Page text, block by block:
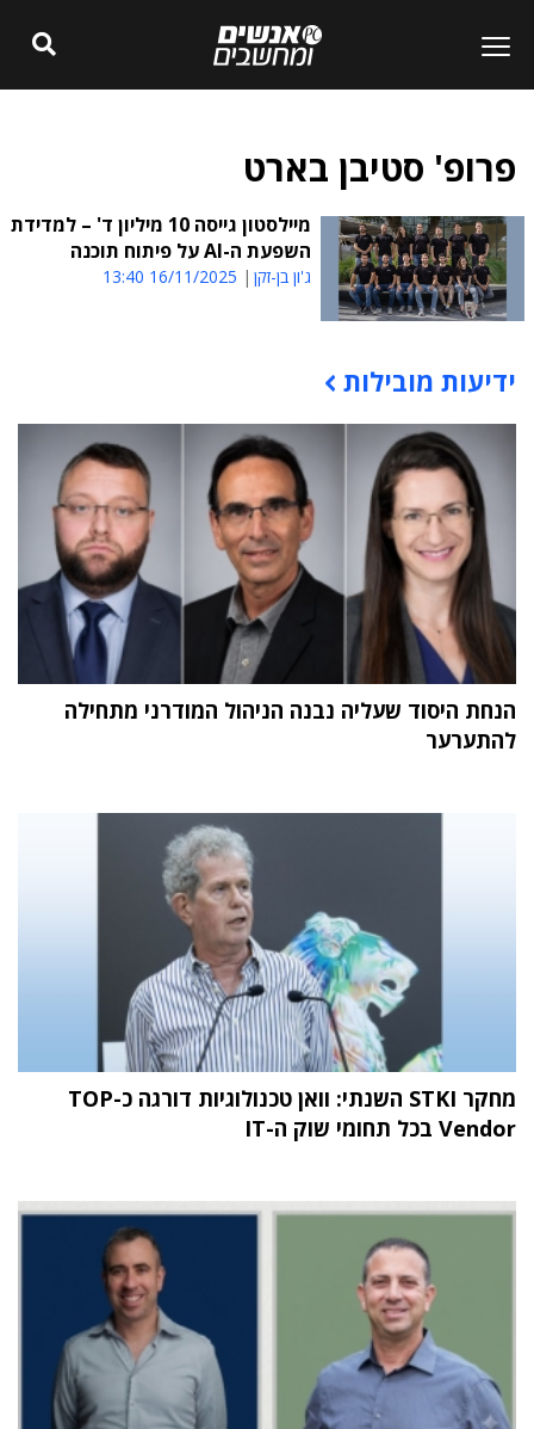
פרופ' סטיבן בארט
מיילסטון גייסה 10 מיליון ד' – למדידת
השפעת ה-AI על פיתוח תוכנה
ג'ון בן-זקן 16/11/2025 13:40
תוכן פרסומי
ידיעות מובילות
הנחת היסוד שעליה נבנה הניהול המודרני מתחילה
להתערער
מחקר STKI השנתי: וואן טכנולוגיות דורגה כ-TOP
Vendor בכל תחומי שוק ה-IT